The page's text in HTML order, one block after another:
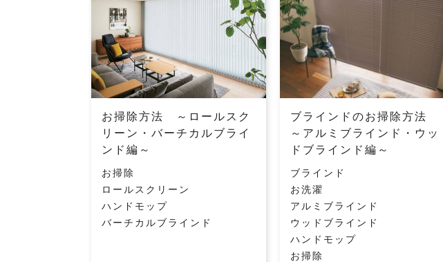
お掃除方法 ～ロールスク
リーン・バーチカルブライ
ンド編～
お掃除
ロールスクリーン
ハンドモップ
バーチカルブラインド
ブラインドのお掃除方法
～アルミブラインド・ウッ
ドブラインド編～
ブラインド
お洗濯
アルミブラインド
ウッドブラインド
ハンドモップ
お掃除